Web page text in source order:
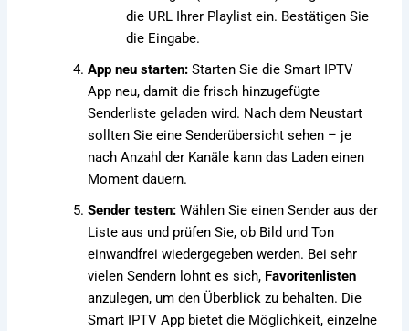
die URL Ihrer Playlist ein. Bestätigen Sie
die Eingabe.
App neu starten: Starten Sie die Smart IPTV
App neu, damit die frisch hinzugefügte
Senderliste geladen wird. Nach dem Neustart
sollten Sie eine Senderübersicht sehen – je
nach Anzahl der Kanäle kann das Laden einen
Moment dauern.
Sender testen: Wählen Sie einen Sender aus der
Liste aus und prüfen Sie, ob Bild und Ton
einwandfrei wiedergegeben werden. Bei sehr
vielen Sendern lohnt es sich, Favoritenlisten
anzulegen, um den Überblick zu behalten. Die
Smart IPTV App bietet die Möglichkeit, einzelne